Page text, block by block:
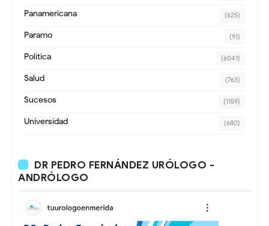
Panamericana (625)
Paramo (91)
Política (6041)
Salud (763)
Sucesos (1159)
Universidad (680)
DR PEDRO FERNÁNDEZ URÓLOGO -
ANDRÓLOGO